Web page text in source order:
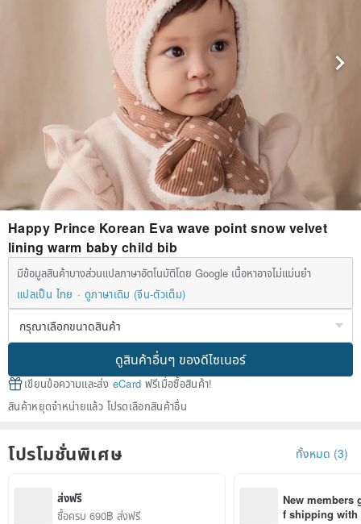
Happy Prince Korean Eva wave point snow velvet
lining warm baby child bib
มีข้อมูลสินค้าบางส่วนแปลภาษาอัตโนมัติโดย Google เนื้อหาอาจไม่แม่นยำ
แปลเป็น ไทย
ดูภาษาเดิม (จีน-ตัวเต็ม)
ดูสินค้าอื่นๆ ของดีไซเนอร์
เขียนข้อความและส่ง eCard ฟรีเมื่อซื้อสินค้า!
สินค้าหยุดจำหน่ายแล้ว โปรดเลือกสินค้าอื่น
โปรโมชั่นพิเศษ ทั้งหมด (3)
ส่งฟรี
ซื้อครบ 690฿ ส่งฟรี
New members
f shipping